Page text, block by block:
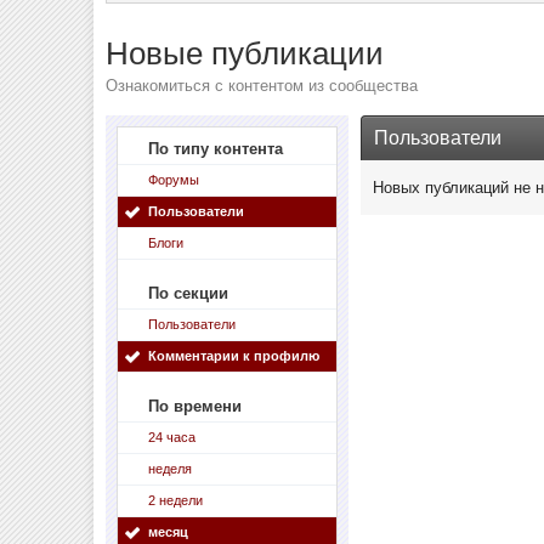
Новые публикации
Ознакомиться с контентом из сообщества
По типу контента
Форумы
Пользователи
Блоги
По секции
Пользователи
Комментарии к профилю
По времени
24 часа
неделя
2 недели
месяц
Пользователи
Новых публикаций не